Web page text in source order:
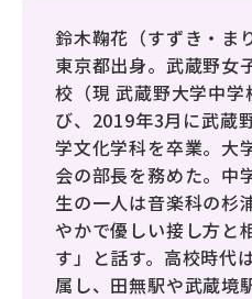
鈴木鞠花（すずき・ま
東京都出身。武蔵野女
校（現 武蔵野大学中
び、2019年3月に武蔵
学文化学科を卒業。大
会の部長を務めた。中
生の一人は音楽科の杉
やかで優しい接し方と
す」と話す。高校時代
属し、田無駅や武蔵境